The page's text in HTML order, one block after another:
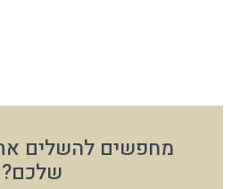
מחפשים להשלים
שלכם?